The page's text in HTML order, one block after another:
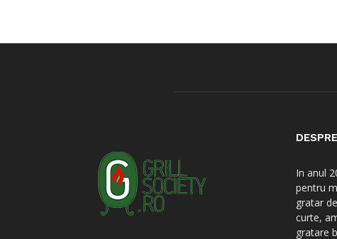
In anul
pentru
gratar
curte,
gratare